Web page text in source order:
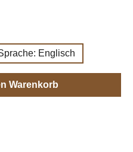
Englisch
Wert ein
Warenkorb